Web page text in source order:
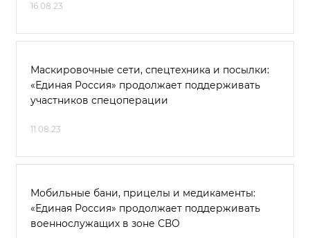
16.08.23
Маскировочные сети, спецтехника и посылки:
«Единая Россия» продолжает поддерживать
участников спецоперации
11.08.23
Мобильные бани, прицелы и медикаменты:
«Единая Россия» продолжает поддерживать
военнослужащих в зоне СВО